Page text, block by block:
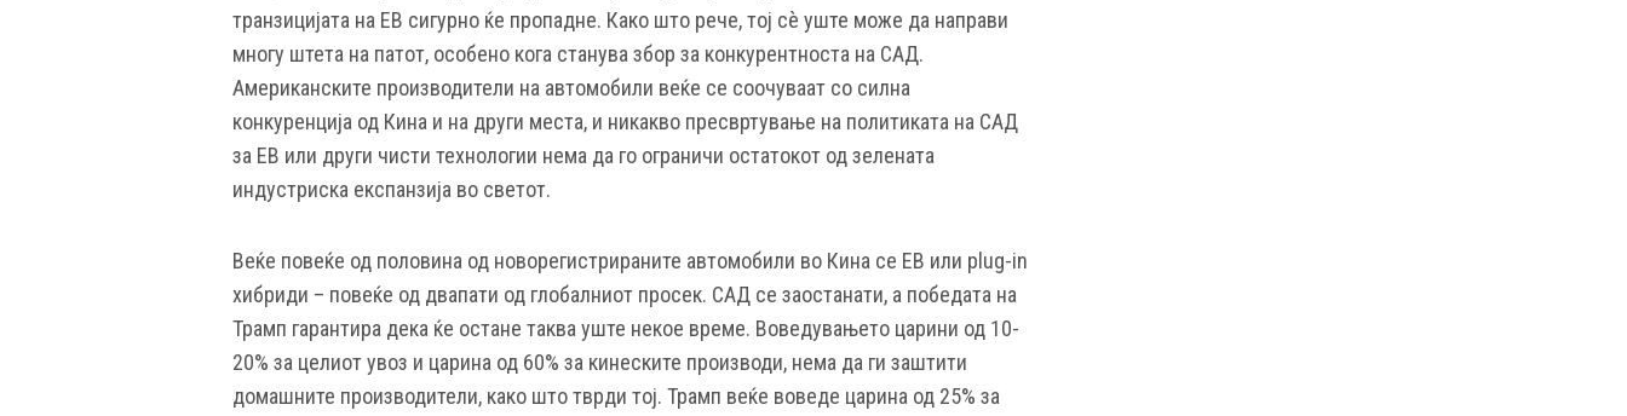
транзицијата на ЕВ сигурно ќе пропадне. Како што рече, тој сè уште може да направи
многу штета на патот, особено кога станува збор за конкурентноста на САД.
Американските производители на автомобили веќе се соочуваат со силна
конкуренција од Кина и на други места, и никакво пресвртување на политиката на САД
за ЕВ или други чисти технологии нема да го ограничи остатокот од зелената
индустриска експанзија во светот.
Веќе повеќе од половина од новорегистрираните автомобили во Кина се ЕВ или plug-in
хибриди – повеќе од двапати од глобалниот просек. САД се заостанати, а победата на
Трамп гарантира дека ќе остане таква уште некое време. Воведувањето царини од 10-
20% за целиот увоз и царина од 60% за кинеските производи, нема да ги заштити
домашните производители, како што тврди тој. Трамп веќе воведе царина од 25% за